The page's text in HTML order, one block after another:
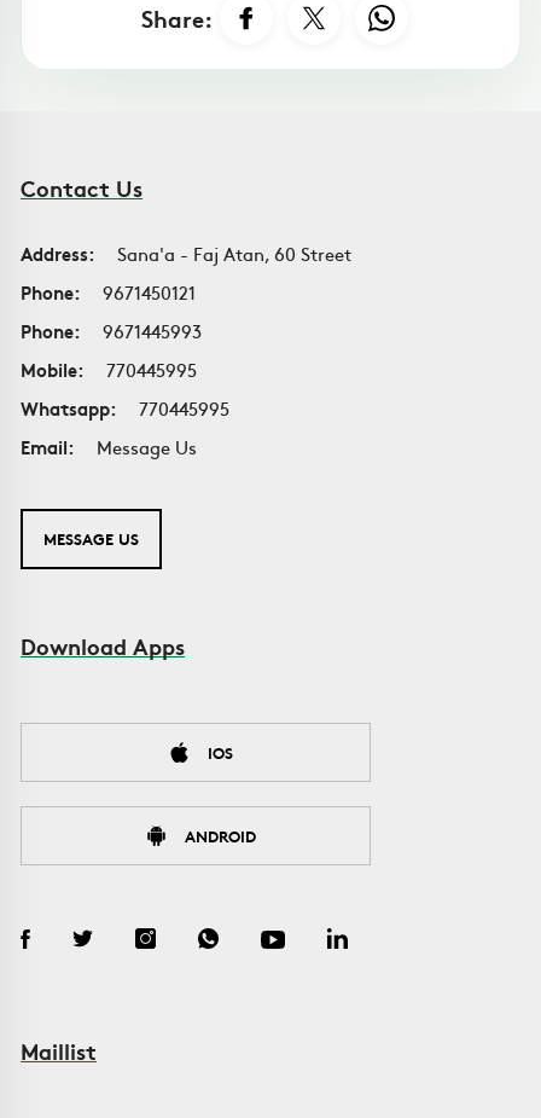
Share:
Contact Us
Address:
Sana'a - Faj Atan, 60 Street
Phone:
9671450121
Phone:
9671445993
Mobile:
770445995
Whatsapp:
770445995
Email:
Message Us
MESSAGE US
Download Apps
IOS
ANDROID
Maillist